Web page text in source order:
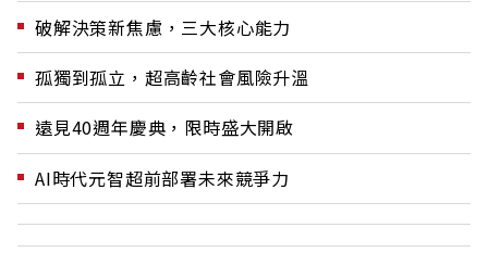
破解決策新焦慮，三大核心能力
孤獨到孤立，超高齡社會風險升溫
遠見40週年慶典，限時盛大開啟
AI時代元智超前部署未來競爭力